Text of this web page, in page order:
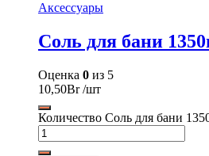
Аксессуары
Соль для бани
Оценка 0 из 5
10,50Br/шт
Количество Соль для бани